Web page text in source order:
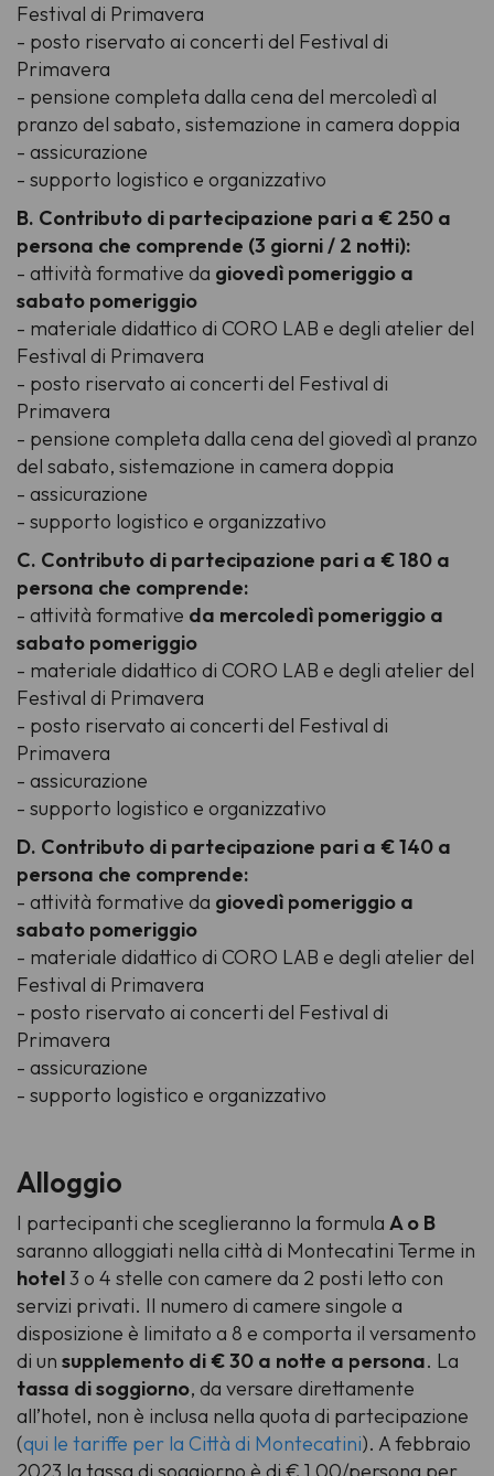
Festival di Primavera
- posto riservato ai concerti del Festival di
Primavera
- pensione completa dalla cena del mercoledì al
pranzo del sabato, sistemazione in camera doppia
- assicurazione
- supporto logistico e organizzativo
B. Contributo di partecipazione pari a € 250 a
persona che comprende (3 giorni / 2 notti):
- attività formative da giovedì pomeriggio a
sabato pomeriggio
- materiale didattico di CORO LAB e degli atelier del
Festival di Primavera
- posto riservato ai concerti del Festival di
Primavera
- pensione completa dalla cena del giovedì al pranzo
del sabato, sistemazione in camera doppia
- assicurazione
- supporto logistico e organizzativo
C. Contributo di partecipazione pari a € 180 a
persona che comprende:
- attività formative da mercoledì pomeriggio a
sabato pomeriggio
- materiale didattico di CORO LAB e degli atelier del
Festival di Primavera
- posto riservato ai concerti del Festival di
Primavera
- assicurazione
- supporto logistico e organizzativo
D. Contributo di partecipazione pari a € 140 a
persona che comprende:
- attività formative da giovedì pomeriggio a
sabato pomeriggio
- materiale didattico di CORO LAB e degli atelier del
Festival di Primavera
- posto riservato ai concerti del Festival di
Primavera
- assicurazione
- supporto logistico e organizzativo
Alloggio
I partecipanti che sceglieranno la formula A o B
saranno alloggiati nella città di Montecatini Terme in
hotel3 o 4 stelle con camere da 2 posti letto con
servizi privati. Il numero di camere singole a
disposizione è limitato a 8 e comporta il versamento
di un supplemento di € 30 a notte a persona. La
tassa di soggiorno, da versare direttamente
all’hotel, non è inclusa nella quota di partecipazione
(qui le tariffe per la Città di Montecatini). A febbraio